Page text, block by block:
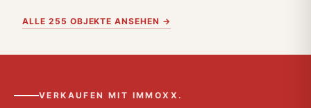
ALLE 255 OBJEKTE ANSEHEN →
VERKAUFEN MIT IMMOXX.